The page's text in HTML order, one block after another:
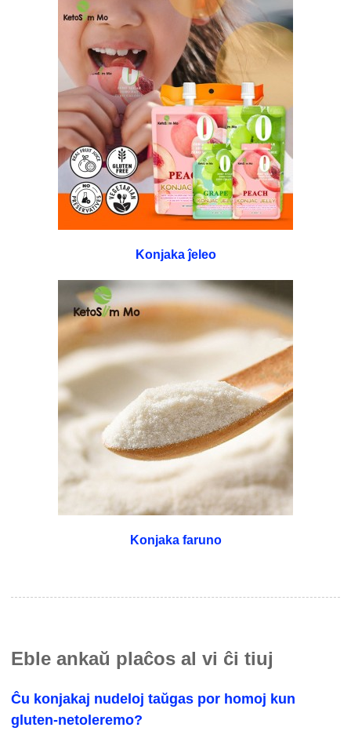
Konjaka ĵeleo
Konjaka faruno
Eble ankaŭ plaĉos al vi ĉi tiuj
Ĉu konjakaj nudeloj taŭgas por homoj kun
gluten-netoleremo?